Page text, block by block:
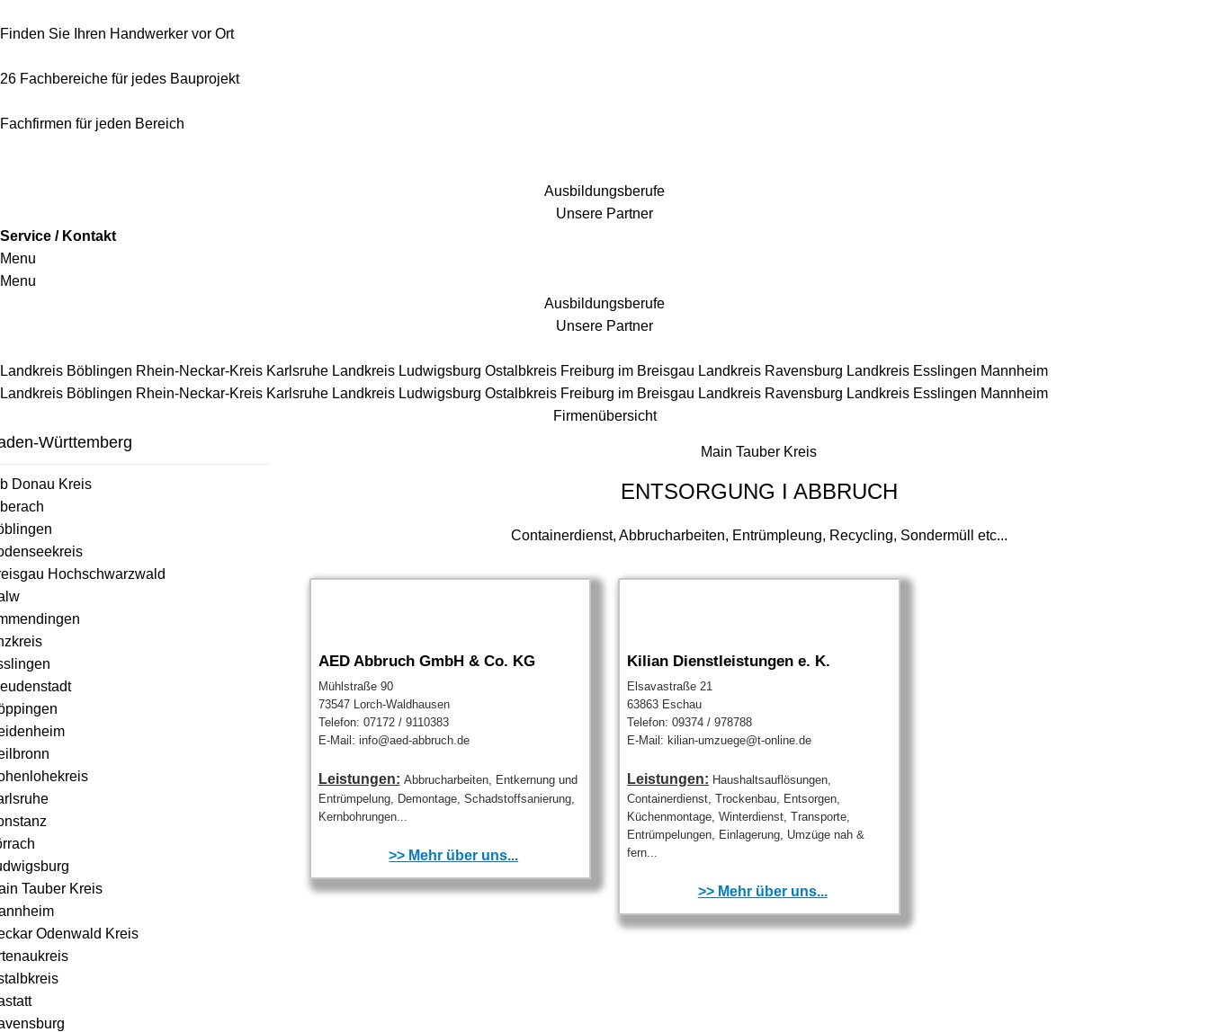
Finden Sie Ihren Handwerker vor Ort
26 Fachbereiche für jedes Bauprojekt
Fachfirmen für jeden Bereich
Ausbildungsberufe
Unsere Partner
Service / Kontakt
Menu
Menu
Ausbildungsberufe
Unsere Partner
Landkreis Böblingen Rhein-Neckar-Kreis Karlsruhe Landkreis Ludwigsburg Ostalbkreis Freiburg im Breisgau Landkreis Ravensburg Landkreis Esslingen Mannheim
Landkreis Böblingen Rhein-Neckar-Kreis Karlsruhe Landkreis Ludwigsburg Ostalbkreis Freiburg im Breisgau Landkreis Ravensburg Landkreis Esslingen Mannheim
Firmenübersicht
Württemberg
Donau Kreis
Hochschwarzwald
Tauber Kreis
Odenwald Kreis
Main Tauber Kreis
ENTSORGUNG I ABBRUCH
Containerdienst, Abbrucharbeiten, Entrümpleung, Recycling, Sondermüll etc...
AED Abbruch GmbH & Co. KG
Mühlstraße 90
73547 Lorch-Waldhausen
Telefon: 07172 / 9110383
E-Mail: info@aed-abbruch.de
Leistungen: Abbrucharbeiten, Entkernung und
Entrümpelung, Demontage, Schadstoffsanierung,
Kernbohrungen...
>> Mehr über uns...
Kilian Dienstleistungen e. K.
Elsavastraße 21
63863 Eschau
Telefon: 09374 / 978788
E-Mail: kilian-umzuege@t-online.de
Leistungen: Haushaltsauflösungen,
Containerdienst, Trockenbau, Entsorgen,
Küchenmontage, Winterdienst, Transporte,
Entrümpelungen, Einlagerung, Umzüge nah &
fern...
>> Mehr über uns...